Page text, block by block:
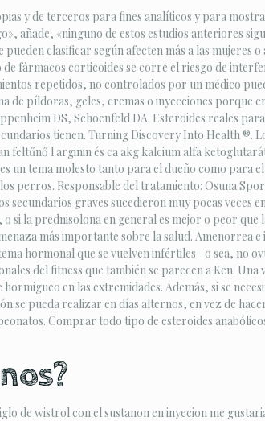
y de terceros para fines analíticos y para
añade, «ninguno de estos estudios anteriores
clasificar según afecten más a las mujeres
fármacos corticoides se corre el riesgo de
repetidos, no controlados por un médico
de píldoras, geles, cremas o inyecciones
DS, Schoenfeld DA. Esteroides reales
tienen. Turning Discovery Into Health ®.
feltűnő l arginin és ca akg kalcium alfa
un tema molesto tanto para el dueño como para
perros. Responsable del tratamiento: Osuna
graves sucedieron muy pocas veces
si la prednisolona en general es mejor o peor que
más importante sobre la salud. Amenorrea
hormonal que se vuelven infértiles –o sea, no
del fitness que también se parecen a Ken.
en las extremidades. Además, si se
pueda realizar en días alternos, en vez de
Comprar todo tipo de esteroides
de wistrol con el sustanon en inyecion me